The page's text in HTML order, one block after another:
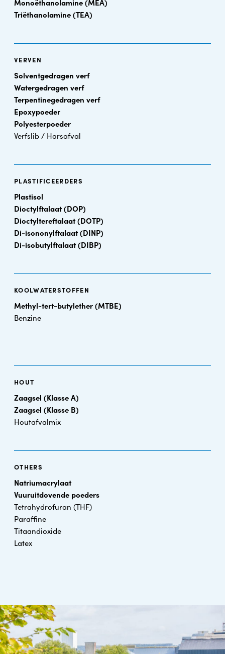
Monoëthanolamine (MEA)
Triëthanolamine (TEA)
VERVEN
Solventgedragen verf
Watergedragen verf
Terpentinegedragen verf
Epoxypoeder
Polyesterpoeder
Verfslib / Harsafval
PLASTIFICEERDERS
Plastisol
Dioctylftalaat (DOP)
Dioctyltereftalaat (DOTP)
Di-isononylftalaat (DINP)
Di-isobutylftalaat (DIBP)
KOOLWATERSTOFFEN
Methyl-tert-butylether (MTBE)
Benzine
HOUT
Zaagsel (Klasse A)
Zaagsel (Klasse B)
Houtafvalmix
OTHERS
Natriumacrylaat
Vuuruitdovende poeders
Tetrahydrofuran (THF)
Paraffine
Titaandioxide
Latex